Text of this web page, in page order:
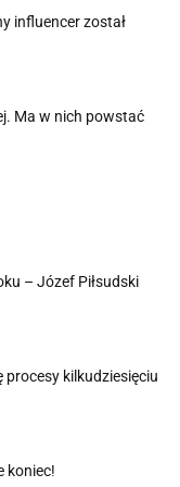
influencer został
Ma w nich powstać
– Józef Piłsudski
procesy kilkudziesięciu
koniec!